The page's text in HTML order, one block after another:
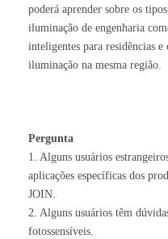
poderá aprender sobre os
iluminação de engenharia
inteligentes para residências
iluminação na mesma região.
Pergunta
1. Alguns usuários
aplicações específicas dos
JOIN.
2. Alguns usuários têm
fotossensíveis.